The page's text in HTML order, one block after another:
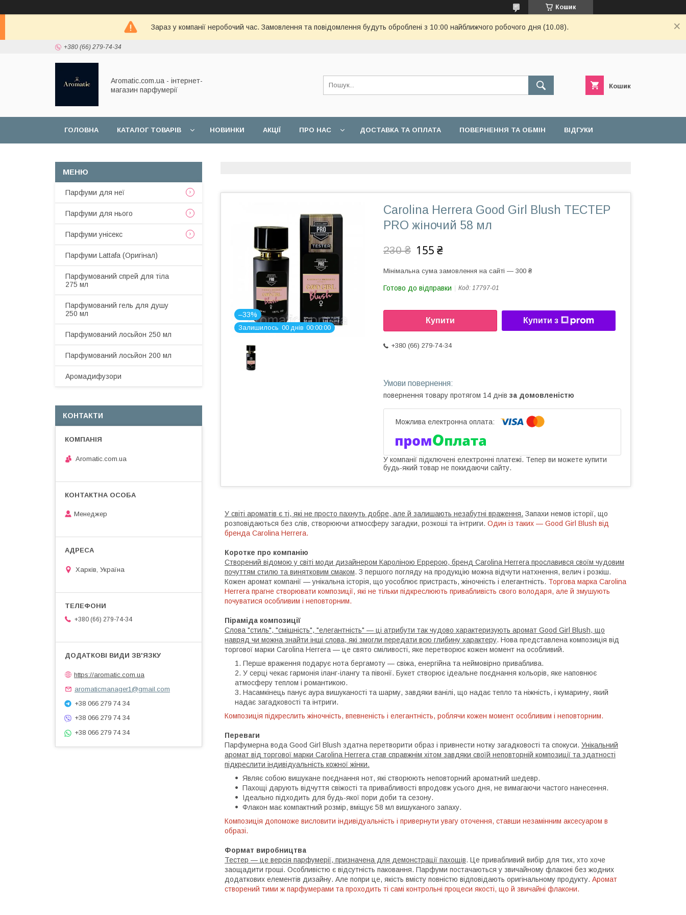
Кошик
Зараз у компанії неробочий час. Замовлення та повідомлення будуть оброблені з 10:00 найближчого робочого дня (10.08).
+380 (66) 279-74-34
Aromatic.com.ua - інтернет-
магазин парфумерії
Кошик
ГОЛОВНА КАТАЛОГ ТОВАРІВ НОВИНКИ АКЦІЇ ПРО НАС ДОСТАВКА ТА ОПЛАТА ПОВЕРНЕННЯ ТА ОБМІН ВІДГУКИ
–33%
Залишилось 00 днів 00 00 00
Carolina Herrera Good Girl Blush TECТЕР
PRO жіночий 58 мл
230 ₴ 155 ₴
Мінімальна сума замовлення на сайті — 300 ₴
Готово до відправки Код: 17797-01
Купити Купити з
+380 (66) 279-74-34
повернення товару протягом 14 днів за домовленістю
У компанії підключені електронні платежі. Тепер ви можете купити
будь-який товар не покидаючи сайту.
У світі ароматів є ті, які не просто пахнуть добре, але й залишають незабутні враження. Запахи немов історії, що
розповідаються без слів, створюючи атмосферу загадки, розкоші та інтриги. Один із таких — Good Girl Blush від
бренда Carolina Herrera.
Коротке про компанію
Створений відомою у світі моди дизайнером Кароліною Еррерою, бренд Carolina Herrera прославився своїм чудовим
почуттям стилю та винятковим смаком. З першого погляду на продукцію можна відчути натхнення, велич і розкіш.
Кожен аромат компанії — унікальна історія, що уособлює пристрасть, жіночність і елегантність. Торгова марка Carolina
Herrera прагне створювати композиції, які не тільки підкреслюють привабливість свого володаря, але й змушують
почуватися особливим і неповторним.
Піраміда композиції
Слова "стиль", "смішність", "елегантність" — ці атрибути так чудово характеризують аромат Good Girl Blush, що
навряд чи можна знайти інші слова, які змогли передати всю глибину характеру. Нова представлена композиція від
торгової марки Carolina Herrera — це свято сміливості, яке перетворює кожен момент на особливий.
Перше враження подарує нота бергамоту — свіжа, енергійна та неймовірно приваблива.
У серці чекає гармонія іланг-ілангу та півонії. Букет створює ідеальне поєднання кольорів, яке наповнює
атмосферу теплом і романтикою.
Насамкінець панує аура вишуканості та шарму, завдяки ванілі, що надає тепло та ніжність, і кумарину, який
надає загадковості та інтриги.
Композиція підкреслить жіночність, впевненість і елегантність, роблячи кожен момент особливим і неповторним.
Переваги
Парфумерна вода Good Girl Blush здатна перетворити образ і привнести нотку загадковості та спокуси. Унікальний
аромат від торгової марки Carolina Herrera став справжнім хітом завдяки своїй неповторній композиції та здатності
підкреслити індивідуальність кожної жінки.
Являє собою вишукане поєднання нот, які створюють неповторний ароматний шедевр.
Пахощі дарують відчуття свіжості та привабливості впродовж усього дня, не вимагаючи частого нанесення.
Ідеально підходить для будь-якої пори доби та сезону.
Флакон має компактний розмір, вміщує 58 мл вишуканого запаху.
Композиція допоможе висловити індивідуальність і привернути увагу оточення, ставши незамінним аксесуаром в
образі.
Формат виробництва
Тестер — це версія парфумерії, призначена для демонстрації пахощів. Це привабливий вибір для тих, хто хоче
заощадити гроші. Особливістю є відсутність паковання. Парфуми постачаються у звичайному флаконі без жодних
додаткових елементів дизайну. Але попри це, якість вмісту повністю відповідають оригінальному продукту. Аромат
створений тими ж парфумерами та проходить ті самі контрольні процеси якості, що й звичайні флакони.
Парфуми для неї
Парфуми для нього
Парфуми унісекс
Парфуми Lattafa (Оригінал)
Парфумований спрей для тіла
275 мл
Парфумований гель для душу
250 мл
Парфумований лосьйон 250 мл
Парфумований лосьйон 200 мл
Аромадифузори
КОНТАКТИ
Aromatic.com.ua
Менеджер
Харків, Україна
+380 (66) 279-74-34
https://aromatic.com.ua
aromaticmanager1@gmail.com
+38 066 279 74 34
+38 066 279 74 34
+38 066 279 74 34